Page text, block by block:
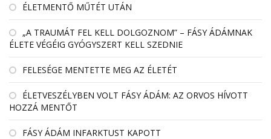
ÉLETMENTŐ MŰTÉT UTÁN
„A TRAUMÁT FEL KELL DOLGOZNOM” – FÁSY ÁDÁMNAK
ÉLETE VÉGÉIG GYÓGYSZERT KELL SZEDNIE
FELESÉGE MENTETTE MEG AZ ÉLETÉT
ÉLETVESZÉLYBEN VOLT FÁSY ÁDÁM: AZ ORVOS HÍVOTT
HOZZÁ MENTŐT
FÁSY ÁDÁM INFARKTUST KAPOTT